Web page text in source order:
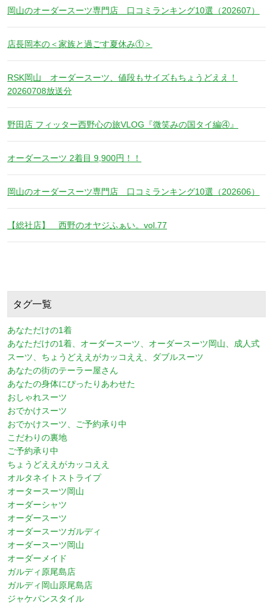
岡山のオーダースーツ専門店 口コミランキング10選（202607）
店長岡本の＜家族と過ごす夏休み①＞
RSK岡山 オーダースーツ、値段もサイズもちょうどええ！
20260708放送分
野田店 フィッター西野心の旅VLOG『微笑みの国タイ編④』
オーダースーツ 2着目 9,900円！！
岡山のオーダースーツ専門店 口コミランキング10選（202606）
【総社店】 西野のオヤジふぁい。vol.77
タグ一覧
あなただけの1着
あなただけの1着、オーダースーツ、オーダースーツ岡山、成人式
スーツ、ちょうどええがカッコええ、ダブルスーツ
あなたの街のテーラー屋さん
あなたの身体にぴったりあわせた
おしゃれスーツ
おでかけスーツ
おでかけスーツ、ご予約承り中
こだわりの裏地
ご予約承り中
ちょうどええがカッコええ
オルタネイトストライプ
オータースーツ岡山
オーダーシャツ
オーダースーツ
オーダースーツガルディ
オーダースーツ岡山
オーダーメイド
ガルディ原尾島店
ガルディ岡山原尾島店
ジャケパンスタイル